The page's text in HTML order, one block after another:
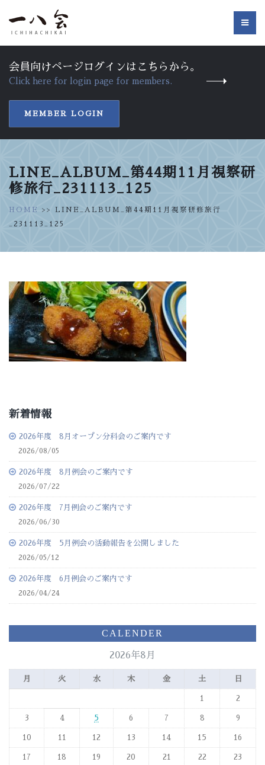
会員向けページログインはこちらから。
Click here for login page for members.
MEMBER LOGIN
LINE_ALBUM_第44期11月視察研
修旅行_231113_125
HOME
>> LINE_ALBUM_第44期11月視察研修旅行
_231113_125
新着情報
2026年度 8月オープン分科会のご案内です
2026/08/05
2026年度 8月例会のご案内です
2026/07/22
2026年度 7月例会のご案内です
2026/06/30
2026年度 5月例会の活動報告を公開しました
2026/05/12
2026年度 6月例会のご案内です
2026/04/24
CALENDER
2026年8月
月 火 水 木 金 土 日
1 2
3 4 5 6 7 8 9
10 11 12 13 14 15 16
17 18 19 20 21 22 23